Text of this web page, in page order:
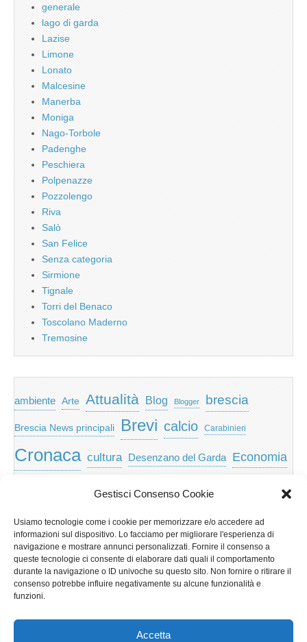
Gestisci Consenso Cookie
Usiamo tecnologie come i cookie per memorizzare e/o accedere ad
informazioni sul dispositivo. Lo facciamo per migliorare l'esperienza di
navigazione e mostrare annunci personalizzati. Fornire il consenso a
queste tecnologie ci consente di elaborare dati quali il comportamento
durante la navigazione o ID univoche su questo sito. Non fornire o ritirare il
consenso potrebbe influire negativamente su alcune funzionalità e
funzioni.
Accetta
generale
lago di garda
Lazise
Limone
Lonato
Malcesine
Manerba
Moniga
Nago-Torbole
Padenghe
Peschiera
Polpenazze
Pozzolengo
Riva
Salò
San Felice
Senza categoria
Sirmione
Tignale
Torri del Benaco
Toscolano Maderno
Tremosine
ambiente Arte Attualità Blog Blogger brescia
Brescia News principali Brevi calcio Carabinieri
Cronaca cultura Desenzano del Garda Economia
lago di garda Musica Nera news Notizie
Notizie dal Garda
Notizie Lombardia
Notizie per categoria Notizie Provincia di Brescia
Regione Lombardia